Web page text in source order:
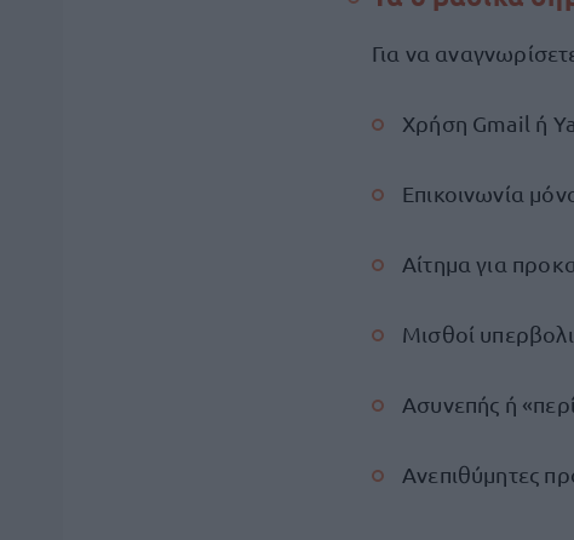
Για να
Χρήση Gmail ή
Επικοινωνία
Αίτημα για
Μισθοί
Ασυνεπής ή
Ανεπιθύμητες